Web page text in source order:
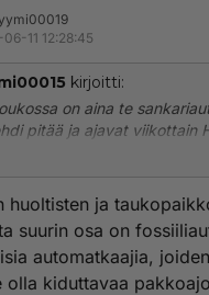
11 12:28:45
kirjoitti:
on aina te
pitää ja ajavat viikottain
raskasta peräkärryä.
huoltisten ja taukopaikkojen
on fossiiliautoilla liikkuvia.
joiden matkanteko ei
pakkoajoa, vaan on
huoltisten ja
suurin osa on
automatkaajia,
olla kiduttavaa